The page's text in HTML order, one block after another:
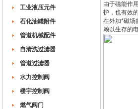
工业液压元件
石化油罐附件
管道机械配件
自清洗过滤器
管道过滤器
水力控制阀
楼宇控制阀
燃气阀门
由于磁能作
护，也有效
在外加*磁场
赖以生存的